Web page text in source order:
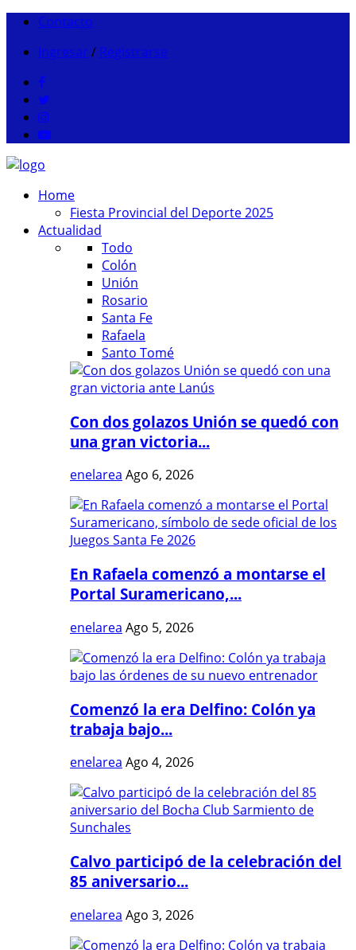
Contacto
Ingresar / Registrarse
Home
Fiesta Provincial del Deporte 2025
Actualidad
Todo
Colón
Unión
Rosario
Santa Fe
Rafaela
Santo Tomé
Con dos golazos Unión se quedó con
una gran victoria...
enelarea Ago 6, 2026
En Rafaela comenzó a montarse el
Portal Suramericano,...
enelarea Ago 5, 2026
Comenzó la era Delfino: Colón ya
trabaja bajo...
enelarea Ago 4, 2026
Calvo participó de la celebración del
85 aniversario...
enelarea Ago 3, 2026